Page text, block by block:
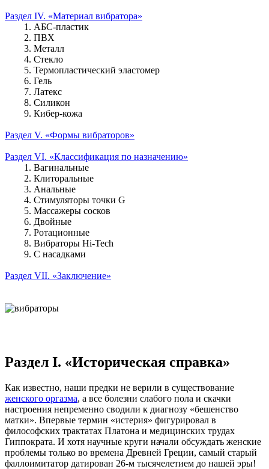
Раздел IV. «Материал вибратора»
1. АБС-пластик
2. ПВХ
3. Металл
4. Стекло
5. Термопластический эластомер
6. Гель
7. Латекс
8. Силикон
9. Кибер-кожа
Раздел V. «Формы вибраторов»
Раздел VI. «Классификация по назначению»
1. Вагинальные
2. Клиторальные
3. Анальные
4. Стимуляторы точки G
5. Массажеры сосков
6. Двойные
7. Ротационные
8. Вибраторы Hi-Tech
9. С насадками
Раздел VII. «Заключение»
Раздел I. «Историческая справка»
Как известно, наши предки не верили в существование
женского оргазма, а все болезни слабого пола и скачки
настроения непременно сводили к диагнозу «бешенство
матки». Впервые термин «истерия» фигурировал в
философских трактатах Платона и медицинских трудах
Гиппократа. И хотя научные круги начали обсуждать женские
проблемы только во времена Древней Греции, самый старый
фаллоимитатор датирован 26-м тысячелетием до нашей эры!